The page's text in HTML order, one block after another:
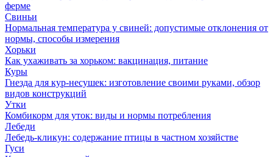
ферме
Свиньи
Нормальная температура у свиней: допустимые отклонения от
нормы, способы измерения
Хорьки
Как ухаживать за хорьком: вакцинация, питание
Куры
Гнезда для кур-несушек: изготовление своими руками, обзор
видов конструкций
Утки
Комбикорм для уток: виды и нормы потребления
Лебеди
Лебедь-кликун: содержание птицы в частном хозяйстве
Гуси